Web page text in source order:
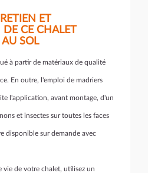
ET
CE CHALET
SOL
à partir de matériaux de qualité
En outre, l'emploi de madriers
l'application, avant montage, d'un
et insectes sur toutes les faces
disponible sur demande avec
vie de votre chalet, utilisez un